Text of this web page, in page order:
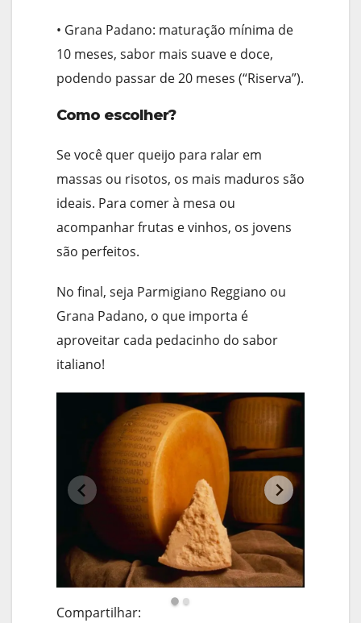
• Grana Padano: maturação mínima de
10 meses, sabor mais suave e doce,
podendo passar de 20 meses (“Riserva”).
Como escolher?
Se você quer queijo para ralar em
massas ou risotos, os mais maduros são
ideais. Para comer à mesa ou
acompanhar frutas e vinhos, os jovens
são perfeitos.
No final, seja Parmigiano Reggiano ou
Grana Padano, o que importa é
aproveitar cada pedacinho do sabor
italiano!
Compartilhar: